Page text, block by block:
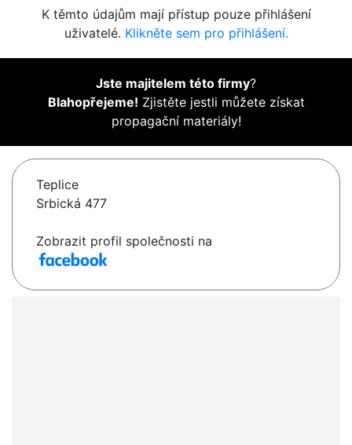
K těmto údajům mají přístup pouze přihlášení
uživatelé. Klikněte sem pro přihlášení.
Jste majitelem této firmy?
Blahopřejeme! Zjistěte jestli můžete získat
propagační materiály!
Teplice
Srbická 477
Zobrazit profil společnosti na